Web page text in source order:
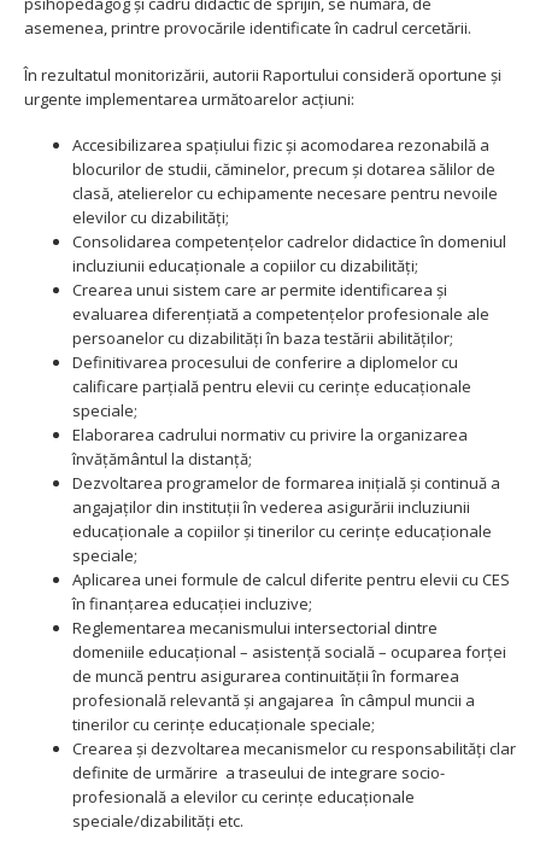
asemenea, printre provocările identificate în cadrul cercetării.
În rezultatul monitorizării, autorii Raportului consideră oportune și
urgente implementarea următoarelor acțiuni:
Accesibilizarea spațiului fizic și acomodarea rezonabilă a
blocurilor de studii, căminelor, precum și dotarea sălilor de
clasă, atelierelor cu echipamente necesare pentru nevoile
elevilor cu dizabilități;
Consolidarea competențelor cadrelor didactice în domeniul
incluziunii educaționale a copiilor cu dizabilități;
Crearea unui sistem care ar permite identificarea și
evaluarea diferențiată a competențelor profesionale ale
persoanelor cu dizabilități în baza testării abilităților;
Definitivarea procesului de conferire a diplomelor cu
calificare parțială pentru elevii cu cerințe educaționale
speciale;
Elaborarea cadrului normativ cu privire la organizarea
învățământul la distanță;
Dezvoltarea programelor de formarea inițială și continuă a
angajaților din instituții în vederea asigurării incluziunii
educaționale a copiilor și tinerilor cu cerințe educaționale
speciale;
Aplicarea unei formule de calcul diferite pentru elevii cu CES
în finanțarea educației incluzive;
Reglementarea mecanismului intersectorial dintre
domeniile educațional – asistență socială – ocuparea forței
de muncă pentru asigurarea continuității în formarea
profesională relevantă și angajarea în câmpul muncii a
tinerilor cu cerințe educaționale speciale;
Crearea și dezvoltarea mecanismelor cu responsabilități clar
definite de urmărire a traseului de integrare socio-
profesională a elevilor cu cerințe educaționale
speciale/dizabilități etc.